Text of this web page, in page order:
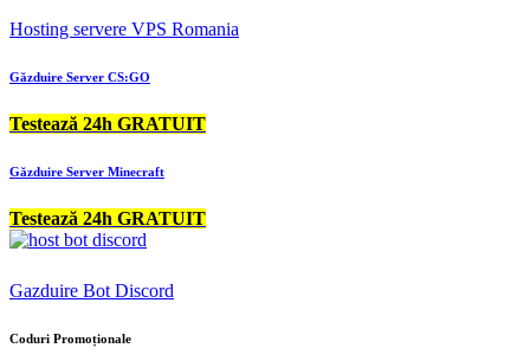
Hosting servere VPS Romania
Găzduire Server CS:GO
Testează 24h GRATUIT
Găzduire Server Minecraft
Testează 24h GRATUIT
Gazduire Bot Discord
Coduri Promoționale